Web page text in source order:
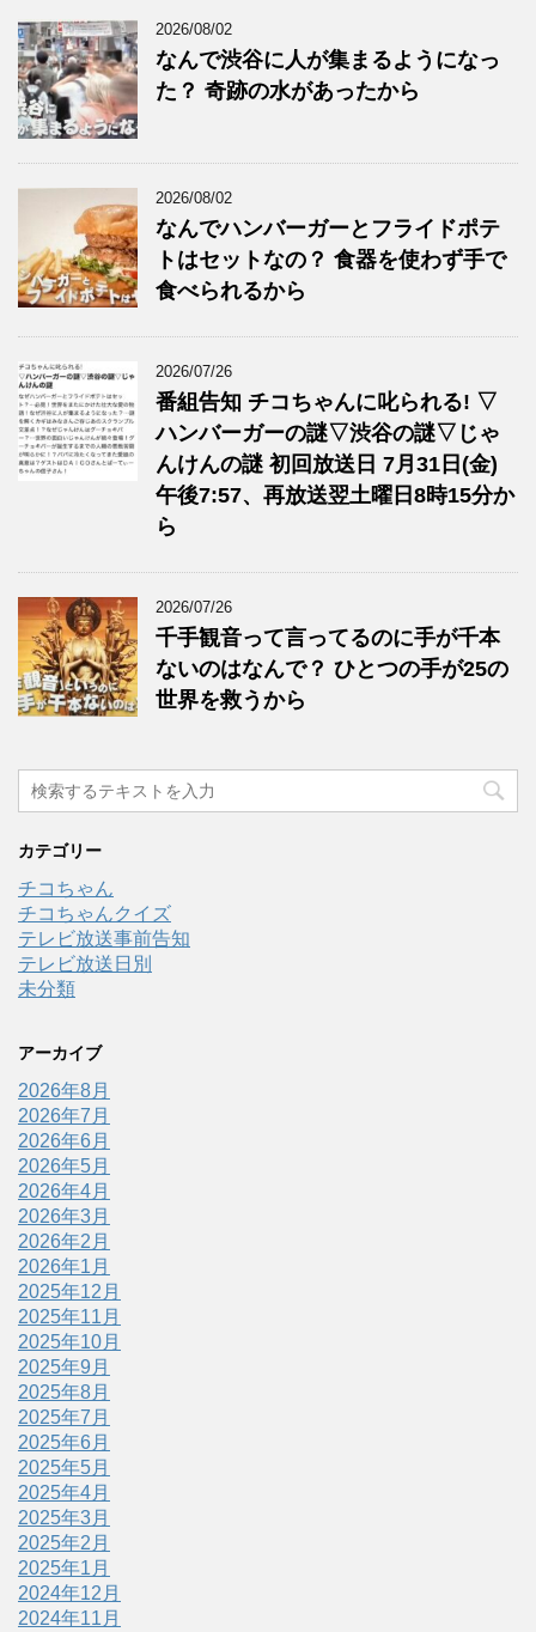
2026/08/02
なんで渋谷に人が集まるようになっ
た？ 奇跡の水があったから
2026/08/02
なんでハンバーガーとフライドポテ
トはセットなの？ 食器を使わず手で
食べられるから
2026/07/26
番組告知 チコちゃんに叱られる! ▽
ハンバーガーの謎▽渋谷の謎▽じゃ
んけんの謎 初回放送日 7月31日(金)
午後7:57、再放送翌土曜日8時15分か
ら
2026/07/26
千手観音って言ってるのに手が千本
ないのはなんで？ ひとつの手が25の
世界を救うから
カテゴリー
チコちゃん
チコちゃんクイズ
テレビ放送事前告知
テレビ放送日別
未分類
アーカイブ
2026年8月
2026年7月
2026年6月
2026年5月
2026年4月
2026年3月
2026年2月
2026年1月
2025年12月
2025年11月
2025年10月
2025年9月
2025年8月
2025年7月
2025年6月
2025年5月
2025年4月
2025年3月
2025年2月
2025年1月
2024年12月
2024年11月